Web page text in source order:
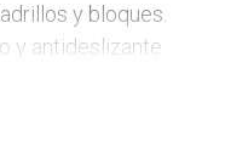
y bloques.
y antideslizante.
certeros.